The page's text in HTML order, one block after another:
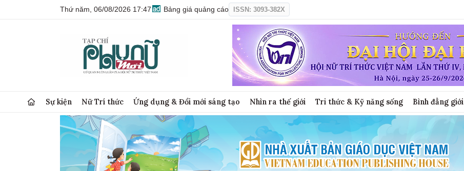
Thứ năm, 06/08/2026 17:47 Bảng giá quảng cáo ISSN: 3093-382X
Sự kiện Nữ Trí thức Ứng dụng & Đổi mới sáng tạo Nhìn ra thế giới Tri thức & Kỹ năng sống Bình đẳng giới